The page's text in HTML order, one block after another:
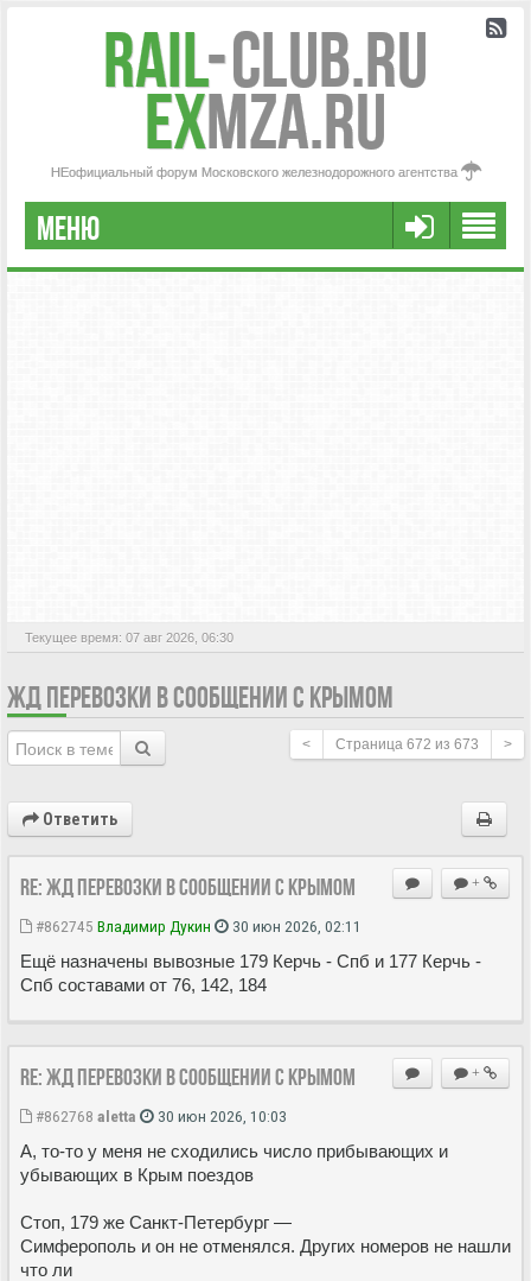
Rail-Club.RU
exMZA.RU
НЕофициальный форум Московского железнодорожного агентства
МЕНЮ
РЕГИСТРАЦИЯ
Текущее время: 07 авг 2026, 06:30
ЖД ПЕРЕВОЗКИ В СООБЩЕНИИ С КРЫМОМ
< Страница 672 из 673 >
Ответить
+
Re: ЖД перевозки в сообщении с Крымом
#862745 Владимир Дукин 30 июн 2026, 02:11
Ещё назначены вывозные 179 Керчь - Спб и 177 Керчь -
Спб составами от 76, 142, 184
+
Re: ЖД перевозки в сообщении с Крымом
#862768 aletta 30 июн 2026, 10:03
А, то-то у меня не сходились число прибывающих и
убывающих в Крым поездов
Стоп, 179 же Санкт-Петербург —
Симферополь и он не отменялся. Других номеров не нашли
что ли